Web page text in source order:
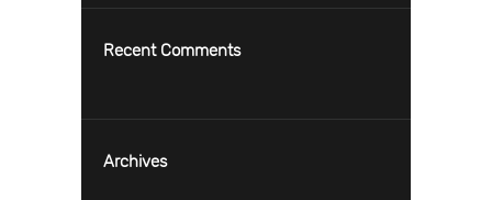
Recent Comments
Archives